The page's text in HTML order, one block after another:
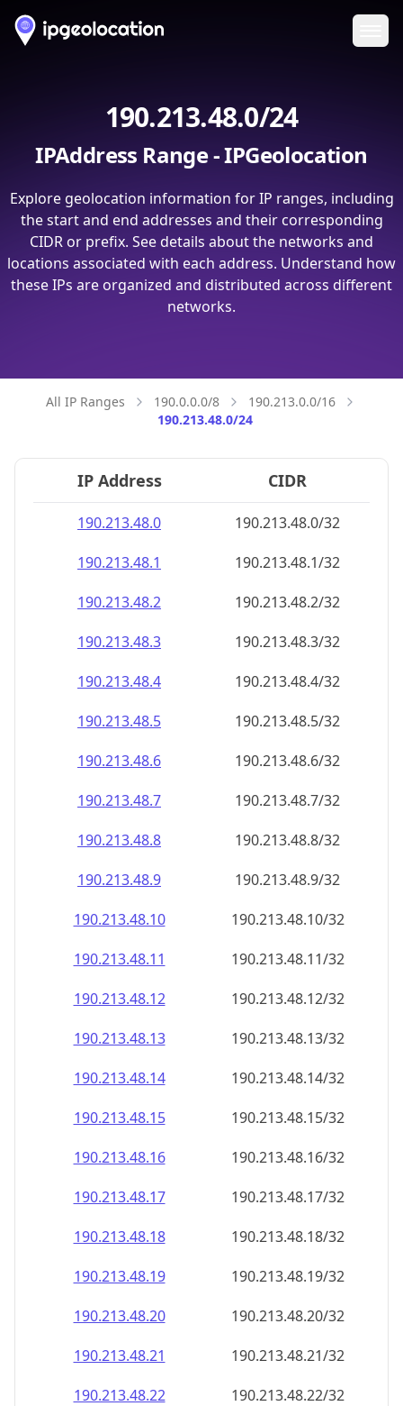
190.213.48.0/24
IPAddress Range - IPGeolocation
Explore geolocation information for IP ranges, including
the start and end addresses and their corresponding
CIDR or prefix. See details about the networks and
locations associated with each address. Understand how
these IPs are organized and distributed across different
networks.
All IP Ranges 190.0.0.0/8
190.213.0.0/16
190.213.48.0/24
IP Address CIDR
190.213.48.0
190.213.48.0/32
190.213.48.1
190.213.48.1/32
190.213.48.2
190.213.48.2/32
190.213.48.3
190.213.48.3/32
190.213.48.4
190.213.48.4/32
190.213.48.5
190.213.48.5/32
190.213.48.6
190.213.48.6/32
190.213.48.7
190.213.48.7/32
190.213.48.8
190.213.48.8/32
190.213.48.9
190.213.48.9/32
190.213.48.10
190.213.48.10/32
190.213.48.11
190.213.48.11/32
190.213.48.12
190.213.48.12/32
190.213.48.13
190.213.48.13/32
190.213.48.14
190.213.48.14/32
190.213.48.15
190.213.48.15/32
190.213.48.16
190.213.48.16/32
190.213.48.17
190.213.48.17/32
190.213.48.18
190.213.48.18/32
190.213.48.19
190.213.48.19/32
190.213.48.20
190.213.48.20/32
190.213.48.21
190.213.48.21/32
190.213.48.22
190.213.48.22/32